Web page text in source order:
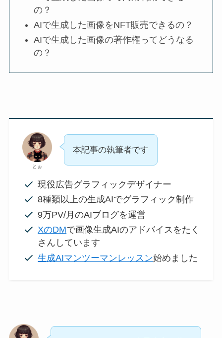
の？
AIで生成した画像をNFT販売できるの？
AIで生成した画像の著作権ってどうなる
の？
とぉ
本記事の執筆者です
現役広告グラフィックデザイナー
8種類以上の生成AIでグラフィック制作
9万PV/月のAIブログを運営
XのDMで画像生成AIのアドバイスをたく
さんしています
生成AIマンツーマンレッスン始めました